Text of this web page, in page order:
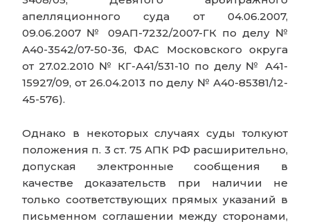
апелляционного суда от 04.06.2007,
09.06.2007 № 09АП-7232/2007-ГК по делу №
А40-3542/07-50-36, ФАС Московского округа
от 27.02.2010 № КГ-А41/531-10 по делу № А41-
15927/09, от 26.04.2013 по делу № А40-85381/12-
45-576).
Однако в некоторых случаях суды толкуют
положения п. 3 ст. 75 АПК РФ расширительно,
допуская электронные сообщения в
качестве доказательств при наличии не
только соответствующих прямых указаний в
письменном соглашении между сторонами,